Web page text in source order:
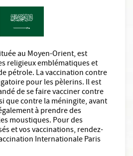
au Moyen-Orient, est
religieux emblématiques et
pétrole. La vaccination contre
pour les pèlerins. Il est
de se faire vacciner contre
que contre la méningite, avant
à prendre des
moustiques. Pour des
et vos vaccinations, rendez-
Internationale Paris